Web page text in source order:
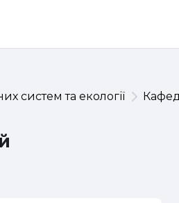
систем та екології
курсу